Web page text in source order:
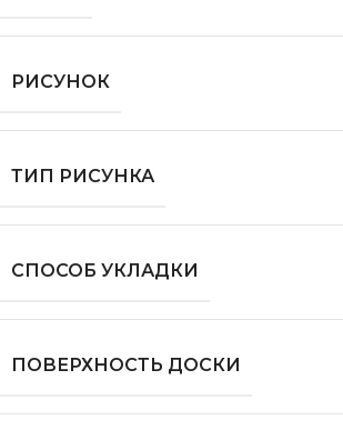
РИСУНОК
ТИП РИСУНКА
СПОСОБ УКЛАДКИ
ПОВЕРХНОСТЬ ДОСКИ